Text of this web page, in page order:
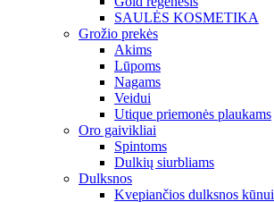
SAULĖS KOSMETIKA
Grožio prekės
Akims
Lūpoms
Nagams
Veidui
Utique priemonės plaukams
Oro gaivikliai
Spintoms
Dulkių siurbliams
Dulksnos
Kvepiančios dulksnos kūnui